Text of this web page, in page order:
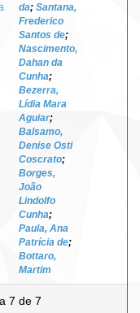
da; Santana,
Frederico
Santos de;
Nascimento,
Dahan da
Cunha;
Bezerra,
Lídia Mara
Aguiar;
Balsamo,
Denise Osti
Coscrato;
Borges,
João
Lindolfo
Cunha;
Paula, Ana
Patrícia de;
Bottaro,
Martim
7 de 7